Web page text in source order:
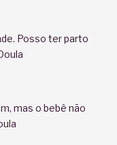
Posso ter parto
mas o bebê não